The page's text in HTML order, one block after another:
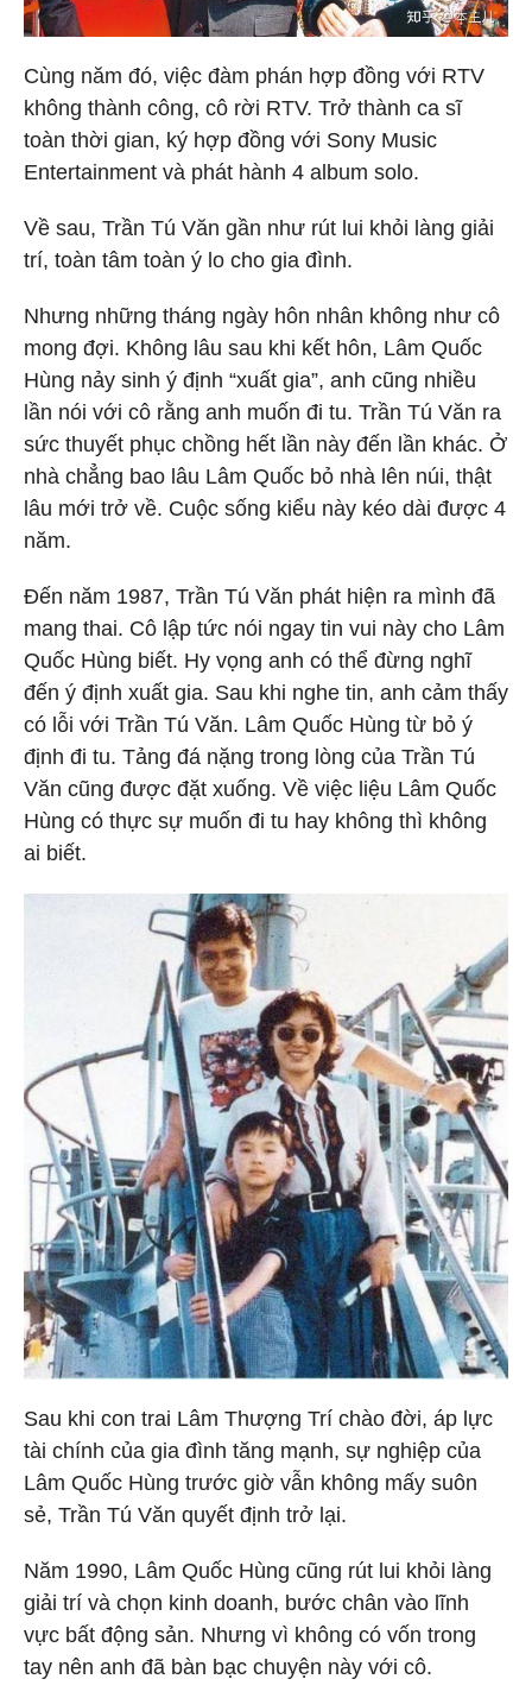
Cùng năm đó, việc đàm phán hợp đồng với RTV
không thành công, cô rời RTV. Trở thành ca sĩ
toàn thời gian, ký hợp đồng với Sony Music
Entertainment và phát hành 4 album solo.
Về sau, Trần Tú Văn gần như rút lui khỏi làng giải
trí, toàn tâm toàn ý lo cho gia đình.
Nhưng những tháng ngày hôn nhân không như cô
mong đợi. Không lâu sau khi kết hôn, Lâm Quốc
Hùng nảy sinh ý định “xuất gia”, anh cũng nhiều
lần nói với cô rằng anh muốn đi tu. Trần Tú Văn ra
sức thuyết phục chồng hết lần này đến lần khác. Ở
nhà chẳng bao lâu Lâm Quốc bỏ nhà lên núi, thật
lâu mới trở về. Cuộc sống kiểu này kéo dài được 4
năm.
Đến năm 1987, Trần Tú Văn phát hiện ra mình đã
mang thai. Cô lập tức nói ngay tin vui này cho Lâm
Quốc Hùng biết. Hy vọng anh có thể đừng nghĩ
đến ý định xuất gia. Sau khi nghe tin, anh cảm thấy
có lỗi với Trần Tú Văn. Lâm Quốc Hùng từ bỏ ý
định đi tu. Tảng đá nặng trong lòng của Trần Tú
Văn cũng được đặt xuống. Về việc liệu Lâm Quốc
Hùng có thực sự muốn đi tu hay không thì không
ai biết.
Sau khi con trai Lâm Thượng Trí chào đời, áp lực
tài chính của gia đình tăng mạnh, sự nghiệp của
Lâm Quốc Hùng trước giờ vẫn không mấy suôn
sẻ, Trần Tú Văn quyết định trở lại.
Năm 1990, Lâm Quốc Hùng cũng rút lui khỏi làng
giải trí và chọn kinh doanh, bước chân vào lĩnh
vực bất động sản. Nhưng vì không có vốn trong
tay nên anh đã bàn bạc chuyện này với cô.